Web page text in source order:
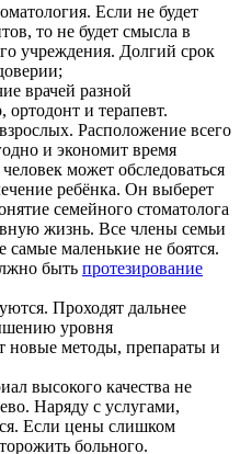
Если не будет
то не будет смысла в
учреждения. Долгий срок
врачей разной
и терапевт.
Расположение всего
и экономит время
может обследоваться
ребёнка. Он выберет
семейного стоматолога
жизнь. Все члены семьи
маленькие не боятся.
быть протезирование
Проходят дальнее
уровня
новые методы, препараты и
высокого качества не
Наряду с услугами,
Если цены слишком
больного.